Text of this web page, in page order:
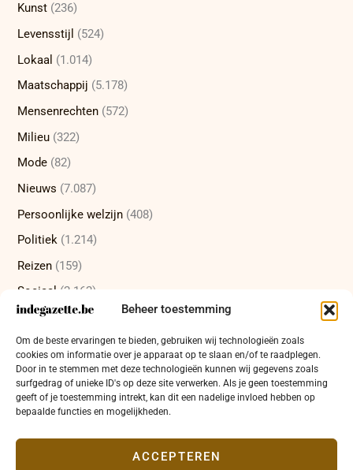
Beheer toestemming
Om de beste ervaringen te bieden, gebruiken wij technologieën zoals
cookies om informatie over je apparaat op te slaan en/of te raadplegen.
Door in te stemmen met deze technologieën kunnen wij gegevens zoals
surfgedrag of unieke ID's op deze site verwerken. Als je geen toestemming
geeft of je toestemming intrekt, kan dit een nadelige invloed hebben op
bepaalde functies en mogelijkheden.
ACCEPTEREN
Kunst (236)
Levensstijl (524)
Lokaal (1.014)
Maatschappij (5.178)
Mensenrechten (572)
Milieu (322)
Mode (82)
Nieuws (7.087)
Persoonlijke welzijn (408)
Politiek (1.214)
Reizen (159)
Sociaal (2.162)
Sport(232)
Technologie(415)
Uncategorized(12)
Wetenschap(473)
Wetenschappelijke ontdekkingen